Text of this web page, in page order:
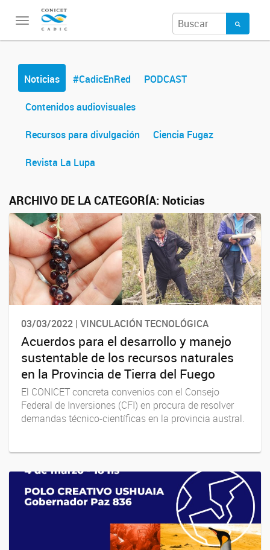
Toggle
Noticias #CadicEnRed PODCAST
Contenidos audiovisuales
Recursos para divulgación Ciencia Fugaz
Revista La Lupa
ARCHIVO DE LA CATEGORÍA: Noticias
03/03/2022 | VINCULACIÓN TECNOLÓGICA
Acuerdos para el desarrollo y manejo
sustentable de los recursos naturales
en la Provincia de Tierra del Fuego
El CONICET concreta convenios con el Consejo
Federal de Inversiones (CFI) en procura de resolver
demandas técnico-científicas en la provincia austral.